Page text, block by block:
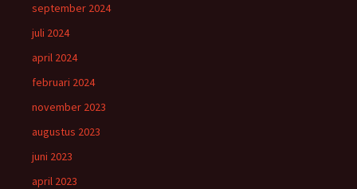
september 2024
juli 2024
april 2024
februari 2024
november 2023
augustus 2023
juni 2023
april 2023